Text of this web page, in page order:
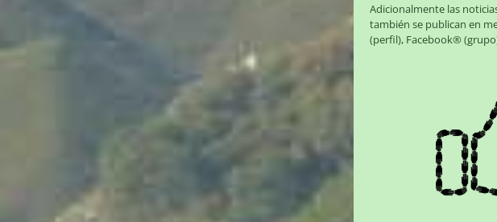
Adicionalmente las
también se publican en
(perfil), Facebook®